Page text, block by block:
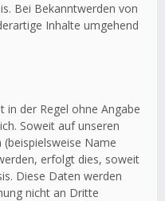
Bei Bekanntwerden von
Inhalte umgehend
in der Regel ohne Angabe
Soweit auf unseren
Name
erfolgt dies, soweit
Diese Daten werden
nicht an Dritte